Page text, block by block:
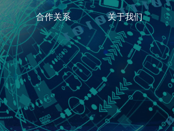
合作关系 关于我们